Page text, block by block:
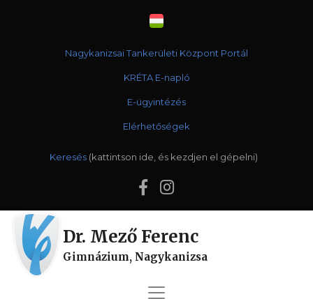
Nagykanizsai Tankerületi Központ Portál
KRÉTA E-napló
E-ügyintézés
Elérhetőségek
Keresés
Dr. Mező Ferenc
Gimnázium, Nagykanizsa